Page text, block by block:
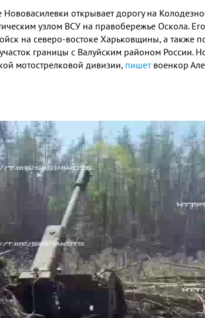
открывает дорогу на
узлом ВСУ на правобережье Оскола.
на северо-востоке Харьковщины, а также
границы с Валуйским районом России.
мотострелковой дивизии, пишет военкор